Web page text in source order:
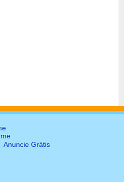
Anuncie Grátis